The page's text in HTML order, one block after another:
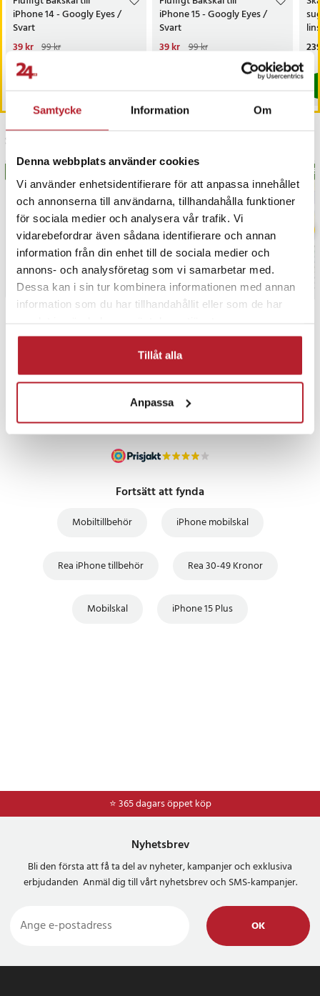
Samtycke Information Om
Denna webbplats använder cookies
Vi använder enhetsidentifierare för att anpassa innehållet
och annonserna till användarna, tillhandahålla funktioner
för sociala medier och analysera vår trafik. Vi
vidarebefordrar även sådana identifierare och annan
information från din enhet till de sociala medier och
annons- och analysföretag som vi samarbetar med.
Dessa kan i sin tur kombinera informationen med annan
information som du har tillhandahållit eller som de har
Tillåt alla
Anpassa
iPhone 14 - Googly Eyes /
Svart
Nuvarande pris:
39 kr 99 kr
I lager, levereras inom 1-2 vardagar
iPhone 15 - Googly Eyes /
Svart
Nuvarande pris:
99 kr
39 kr 99 kr
I lager, levereras inom 1-2 vardagar
Senast besökta
UTFÖRSÄLJNING
Fortsätt att fynda
Mobiltillbehör iPhone mobilskal
Rea iPhone tillbehör Rea 30-49 Kronor
Mobilskal iPhone 15 Plus
⭐ 365 dagars öppet köp
⭐Frakt 49kr *
Nyhetsbrev
Bli den första att få ta del av nyheter, kampanjer och exklusiva
erbjudanden Anmäl dig till vårt nyhetsbrev och SMS-kampanjer.
OK